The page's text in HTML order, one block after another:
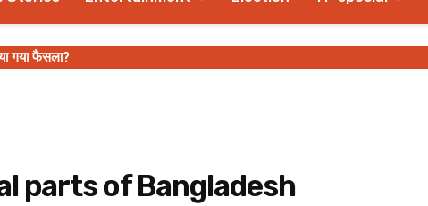
गया फैसला?
parts of Bangladesh